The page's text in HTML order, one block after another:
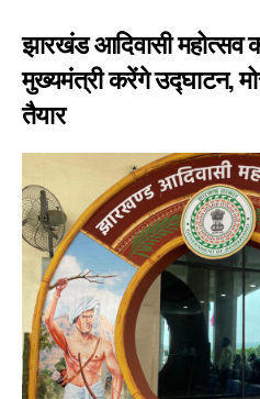
झारखंड आदिवासी महोत्सव
मुख्यमंत्री करेंगे उद्घाटन,
तैयार